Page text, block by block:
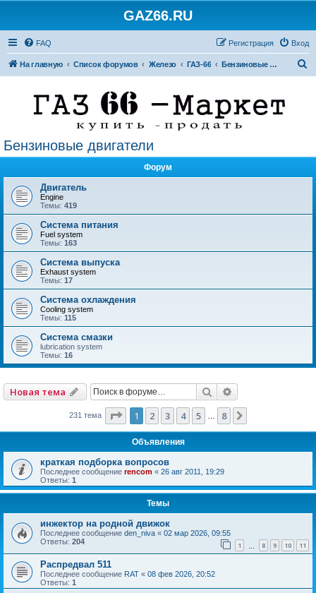
GAZ66.RU
FAQ Вход
Регистрация
На главную Список форумов Железо ГАЗ-66 Бензиновые двигатели
Бензиновые двигатели
Форум
Двигатель
Engine
Темы: 419
Система питания
Fuel system
Темы: 163
Система выпуска
Exhaust system
Темы: 17
Система охлаждения
Cooling system
Темы: 115
Система смазки
lubrication system
Темы: 16
Новая тема Поиск
231 тема Страница из 8
1 2 3 4 5 8
Объявления
краткая подборка вопросов
Последнее сообщение rencom « 26 авг 2011, 19:29
Ответы: 1
Темы
инжектор на родной движок
Последнее сообщение den_niva « 02 мар 2026, 09:55
Ответы: 204 1 8 9 10 11
Распредвал 511
Последнее сообщение RAT « 08 фев 2026, 20:52
Ответы: 1